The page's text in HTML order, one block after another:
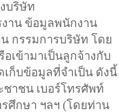
บริษัท
น ข้อมูลพนักงาน
กรรมการบริษัท โดย
เข้ามาเป็นลูกจ้างกับ
ก็บข้อมูลที่จำเป็น ดังนี้
าชน เบอร์โทรศัพท์
ศึกษา ฯลฯ (โดยท่าน